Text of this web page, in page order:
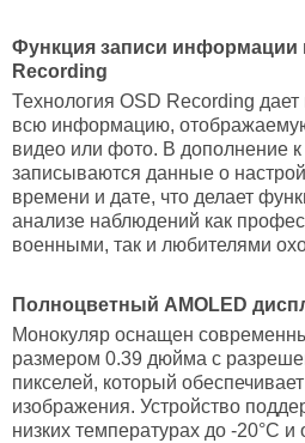
Функция записи информации
Recording
Технология OSD Recording
всю информацию,
видео или фото. В дополнение
записываются данные о
времени и дате, что делает
анализе наблюдений как
военными, так и любителями
Полноцветный AMOLED
Монокуляр оснащен
размером 0.39 дюйма с
пикселей, который
изображения. Устройство
низких температурах до -20°С и